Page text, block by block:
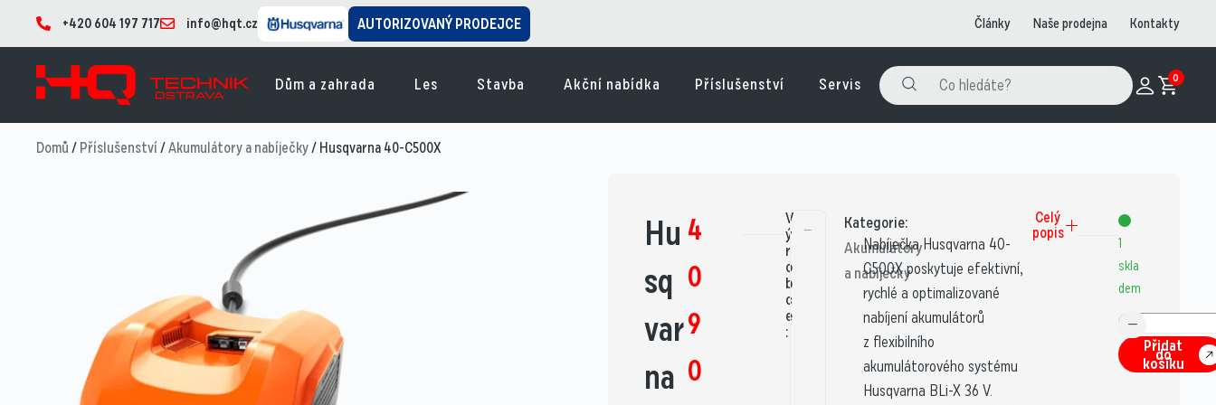
+420 604 197 717 info@hqt.cz AUTORIZOVANÝ PRODEJCE Články Naše prodejna Kontakty
Dům a zahrada Les Stavba Akční nabídka Příslušenství Servis 0
Domů/Příslušenství/Akumulátory a nabíječky/ Husqvarna 40-C500X
Hu
sq
var
na
4
0
9
0
V
ý
r
o
b
c
e
:
Kategorie:
Akumulátory
a nabíječky
Nabíječka Husqvarna 40-
C500X poskytuje efektivní,
rychlé a optimalizované
nabíjení akumulátorů
z flexibilního
akumulátorového systému
Husqvarna BLi-X 36 V.
Celý
popis
1
skla
dem
Přidat
do
košíku